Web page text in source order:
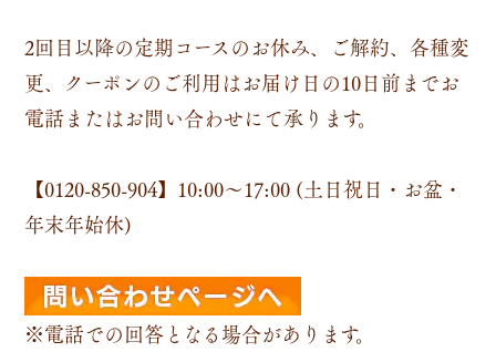
2回目以降の定期コースのお休み、ご解約、各種変
更、クーポンのご利用はお届け日の10日前までお
電話またはお問い合わせにて承ります。
【0120-850-904】 10:00～17:00 (土日祝日・お盆・
年末年始休)
※電話での回答となる場合があります。